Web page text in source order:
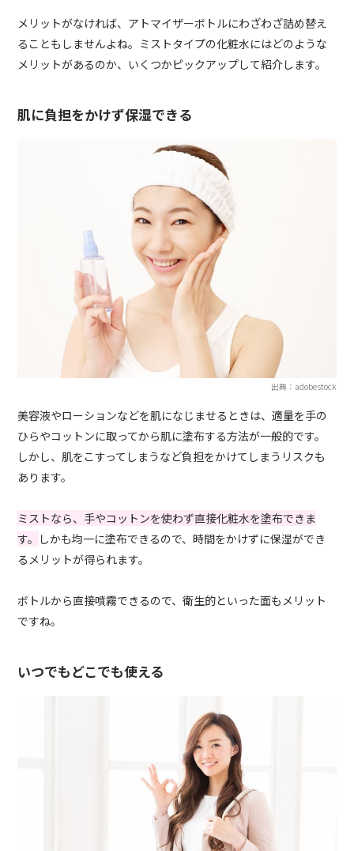
メリットがなければ、アトマイザーボトルにわざわざ詰め替え
ることもしませんよね。ミストタイプの化粧水にはどのような
メリットがあるのか、いくつかピックアップして紹介します。
肌に負担をかけず保湿できる
出典：adobestock
美容液やローションなどを肌になじませるときは、適量を手の
ひらやコットンに取ってから肌に塗布する方法が一般的です。
しかし、肌をこすってしまうなど負担をかけてしまうリスクも
あります。
ミストなら、手やコットンを使わず直接化粧水を塗布できま
す。 しかも均一に塗布できるので、時間をかけずに保湿ができ
るメリットが得られます。
ボトルから直接噴霧できるので、衛生的といった面もメリット
ですね。
いつでもどこでも使える